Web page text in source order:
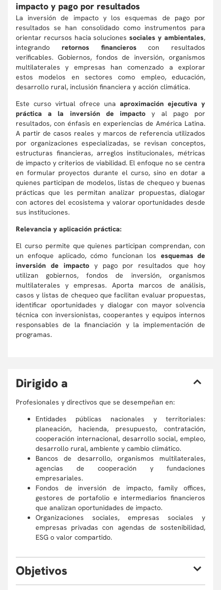
impacto y pago por resultados
La inversión de impacto y los esquemas de pago por
resultados se han consolidado como instrumentos para
orientar recursos hacia solucionessociales y ambientales,
integrando retornos financieros con resultados
verificables. Gobiernos, fondos de inversión, organismos
multilaterales y empresas han comenzado a explorar
estos modelos en sectores como empleo, educación,
desarrollo rural, inclusión financiera y acción climática.
Este curso virtual ofrece una aproximación ejecutiva y
práctica a la inversión de impacto y al pago por
resultados, con énfasis en experiencias de América Latina.
A partir de casos reales y marcos de referencia utilizados
por organizaciones especializadas, se revisan conceptos,
estructuras financieras, arreglos institucionales, métricas
de impacto y criterios de viabilidad. El enfoque no se centra
en formular proyectos durante el curso, sino en dotar a
quienes participan de modelos, listas de chequeo y buenas
prácticas que les permitan analizar propuestas, dialogar
con actores del ecosistema y valorar oportunidades desde
sus instituciones.
Relevancia y aplicación práctica:
El curso permite que quienes participan comprendan, con
un enfoque aplicado, cómo funcionan los esquemas de
inversión de impactoy pago por resultados que hoy
utilizan gobiernos, fondos de inversión, organismos
multilaterales y empresas. Aporta marcos de análisis,
casos y listas de chequeo que facilitan evaluar propuestas,
identificar oportunidades y dialogar con mayor solvencia
técnica con inversionistas, cooperantes y equipos internos
responsables de la financiación y la implementación de
programas.
Dirigido a
Profesionales y directivos que se desempeñan en:
Entidades públicas nacionales y territoriales:
planeación, hacienda, presupuesto, contratación,
cooperación internacional, desarrollo social, empleo,
desarrollo rural, ambiente y cambio climático.
Bancos de desarrollo, organismos multilaterales,
agencias de cooperación y fundaciones
empresariales.
Fondos de inversión de impacto, family offices,
gestores de portafolio e intermediarios financieros
que analizan oportunidades de impacto.
Organizaciones sociales, empresas sociales y
empresas privadas con agendas de sostenibilidad,
ESG o valor compartido.
Objetivos